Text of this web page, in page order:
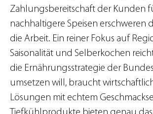
Zahlungsbereitschaft der Kunden
nachhaltigere Speisen erschweren
die Arbeit. Ein reiner Fokus auf
Saisonalität und Selberkochen
die Ernährungsstrategie der
umsetzen will, braucht
Lösungen mit echtem